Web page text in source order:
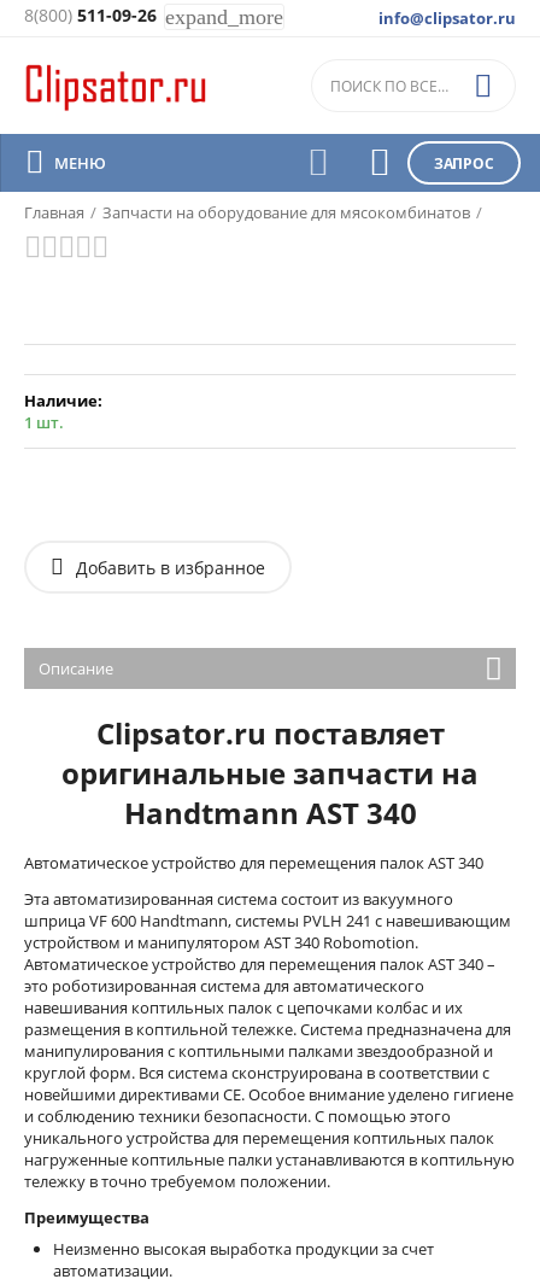
info@clipsator.ru
8(800) 511-09-26 expand_more
ЗАПРОС



 МЕНЮ
Запчасти на сосисочные линии
Handtmann AST 340
Главная / Запчасти на оборудование для мясокомбинатов /
Сосисочные линии
Наличие:
1 шт.
Добавить в избранное
Описание
Clipsator.ru поставляет
оригинальные запчасти на
Handtmann AST 340
Автоматическое устройство для перемещения палок AST 340
Эта автоматизированная система состоит из вакуумного
шприца VF 600 Handtmann, системы PVLH 241 с навешивающим
устройством и манипулятором AST 340 Robomotion.
Автоматическое устройство для перемещения палок AST 340 –
это роботизированная система для автоматического
навешивания коптильных палок с цепочками колбас и их
размещения в коптильной тележке. Система предназначена для
манипулирования с коптильными палками звездообразной и
круглой форм. Вся система сконструирована в соответствии с
новейшими директивами CE. Особое внимание уделено гигиене
и соблюдению техники безопасности. С помощью этого
уникального устройства для перемещения коптильных палок
нагруженные коптильные палки устанавливаются в коптильную
тележку в точно требуемом положении.
Преимущества
Неизменно высокая выработка продукции за счет
автоматизации.